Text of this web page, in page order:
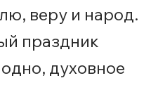
веру и народ.
праздник
духовное